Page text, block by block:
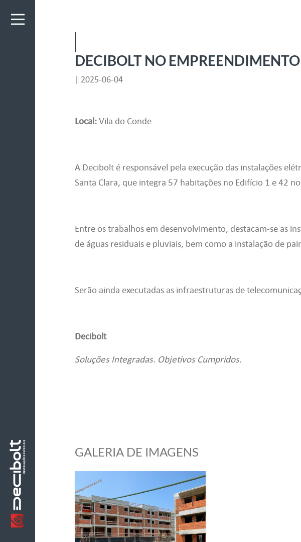
DECIBOLT NO
| 2025-06-04
Local:Vila do Conde
A Decibolt é responsável pela execução das instalações
Santa Clara, que integra 57 habitações no Edifício 1 e 42
Entre os trabalhos em desenvolvimento, destacam-se as
de águas residuais e pluviais, bem como a instalação de
Serão ainda executadas as infraestruturas de
Decibolt
Soluções Integradas. Objetivos Cumpridos.
GALERIA DE IMAGENS